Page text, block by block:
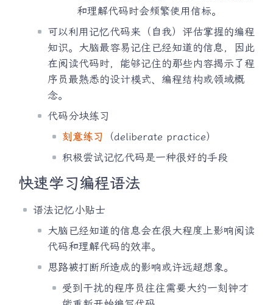
和理解代码时会频繁使用信标。
可以利用记忆代码来（自我）评估掌握的编程
知识。大脑最容易记住已经知道的信息，因此
在阅读代码时，能够记住的那些内容揭示了程
序员最熟悉的设计模式、编程结构或领域概
念。
代码分块练习
刻意练习 （deliberate practice）
积极尝试记忆代码是一种很好的手段
快速学习编程语法
语法记忆小贴士
大脑已经知道的信息会在很大程度上影响阅读
代码和理解代码的效率。
思路被打断所造成的影响或许远超想象。
受到干扰的程序员往往需要大约一刻钟才